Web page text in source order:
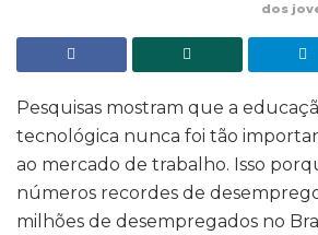
dos
Pesquisas mostram que a
tecnológica nunca foi tão
ao mercado de trabalho. Isso
números recordes de
milhões de desempregados no